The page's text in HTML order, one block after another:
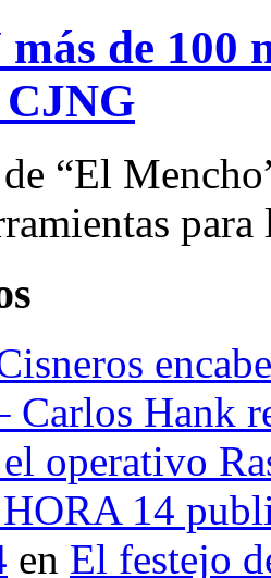
de 100
“El
Carlos Hank
el operativo
14
en El festejo